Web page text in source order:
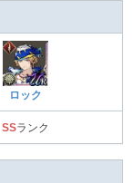
ロック
SSランク